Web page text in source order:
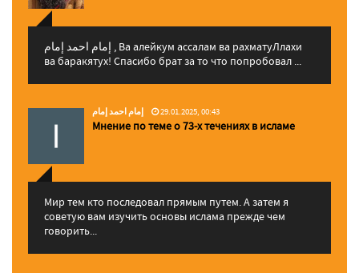
إمام احمد إمام , Ва алейкум ассалам ва рахматуЛлахи
ва баракятух! Спасибо брат за то что попробовал ...
إمام احمد إمام 29.01.2025, 00:43
Мнение по теме о 73-х течениях в исламе
Мир тем кто последовал прямым путем. А затем я
советую вам изучить основы ислама прежде чем
говорить...